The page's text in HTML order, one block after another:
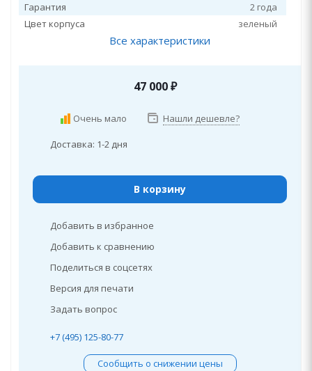
Гарантия
2 года
Цвет корпуса
зеленый
Все характеристики
47 000₽
Очень мало Нашли дешевле?
Доставка: 1-2 дня
В корзину
Добавить в избранное
Добавить к сравнению
Поделиться в соцсетях
Версия для печати
Задать вопрос
+7 (495) 125-80-77
Сообщить о снижении цены